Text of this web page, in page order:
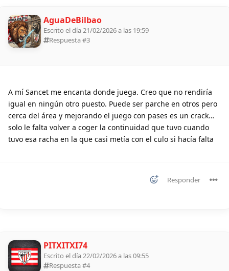
AguaDeBilbao
Escrito el día 21/02/2026 a las 19:59
Respuesta #3
A mí Sancet me encanta donde juega. Creo que no rendiría
igual en ningún otro puesto. Puede ser parche en otros pero
cerca del área y mejorando el juego con pases es un crack…
solo le falta volver a coger la continuidad que tuvo cuando
tuvo esa racha en la que casi metía con el culo si hacía falta
Responder
PITXITXI74
Escrito el día 22/02/2026 a las 09:55
Respuesta #4